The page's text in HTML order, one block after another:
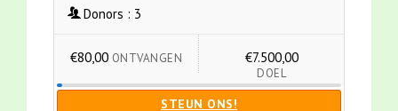
Donors : 3
€80,00 ONTVANGEN €7.500,00
DOEL
STEUN ONS!